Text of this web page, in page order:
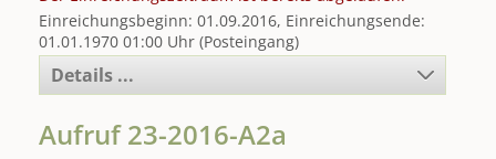
Einreichungsbeginn: 01.09.2016, Einreichungsende:
01.01.1970 01:00 Uhr (Posteingang)
Details ...
Aufruf 23-2016-A2a